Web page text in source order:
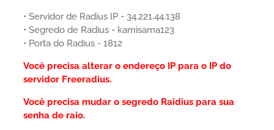
• Servidor de Radius IP - 34.221.44.138
• Segredo de Radius - kamisama123
• Porta do Radius - 1812
Você precisa alterar o endereço IP para o IP do
servidor Freeradius.
Você precisa mudar o segredo Raidius para sua
senha de raio.